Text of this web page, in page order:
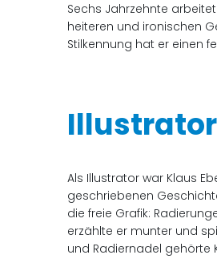
Sechs Jahrzehnte
heiteren und ironischen
Stilkennung hat er einen
Als Illustrator war Klaus
geschriebenen
die freie Grafik:
erzählte er munter und
und Radiernadel gehörte